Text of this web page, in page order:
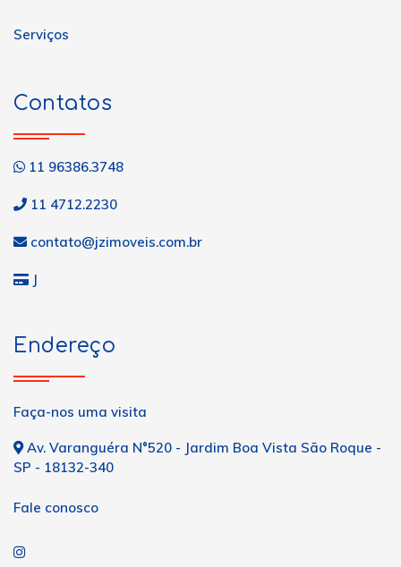
Serviços
Contatos
11 96386.3748
11 4712.2230
contato@jzimoveis.com.br
J
Endereço
Faça-nos uma visita
Av. Varanguéra N°520 - Jardim Boa Vista São Roque -
SP - 18132-340
Fale conosco